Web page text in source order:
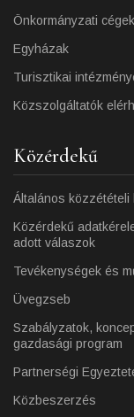
Önkormányzati cégek
Egyházak
Turisztikai
Közszolgáltatók
Közérdekű
Általános közzétételi
Közérdekű
adott válaszok
Tevékenységek és
Üvegzseb
Szabályzatok,
gazdasági program
Partnerségi
Közbeszerzés